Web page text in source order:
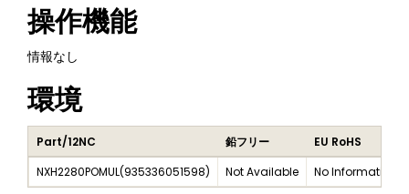
操作機能
情報なし
環境
Part/12NC 鉛フリー
EU RoHS
NXH2280POMUL(935336051598) Not Available No Information